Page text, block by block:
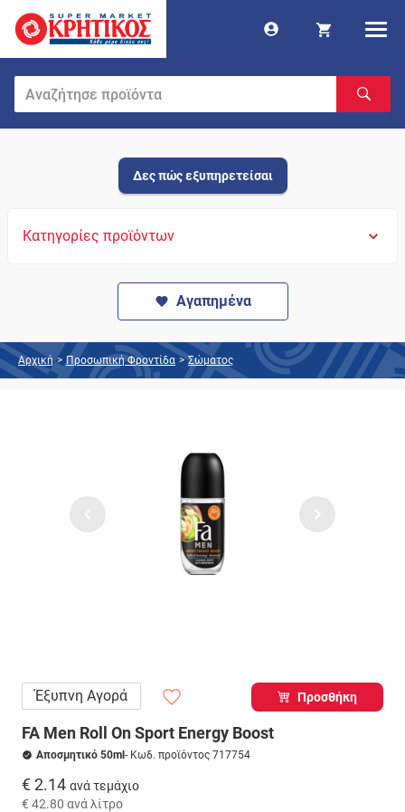
Δες πώς εξυπηρετείσαι
Κατηγορίες προϊόντων
Αγαπημένα
Αρχική > Προσωπική Φροντίδα > Σώματος
Έξυπνη Αγορά Προσθήκη
FA Men Roll On Sport Energy Boost
Αποσμητικό 50ml - Κωδ. προϊόντος 717754
€ 2.14 ανά τεμάχιο
€ 42.80 ανά λίτρο